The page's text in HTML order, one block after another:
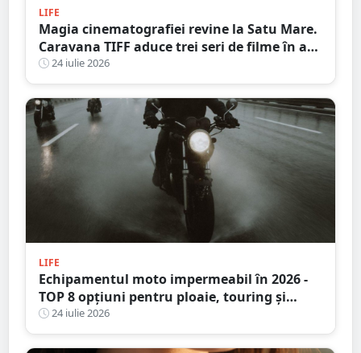
LIFE
Magia cinematografiei revine la Satu Mare.
Caravana TIFF aduce trei seri de filme în aer
liber pe malul Someșului
24 iulie 2026
LIFE
Echipamentul moto impermeabil în 2026 -
TOP 8 opțiuni pentru ploaie, touring și
adventure
24 iulie 2026